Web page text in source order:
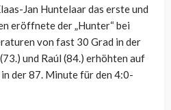
Jan Huntelaar das erste und
eröffnete der „Hunter“ bei
von fast 30 Grad in der
und Raúl (84.) erhöhten auf
der 87. Minute für den 4:0-